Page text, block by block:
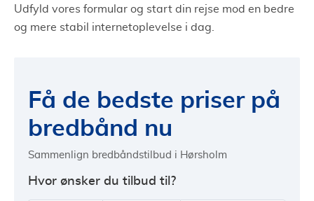
Udfyld vores formular og start din rejse mod en bedre
og mere stabil internetoplevelse i dag.
Få de bedste priser på
bredbånd nu
Sammenlign bredbåndstilbud i Hørsholm
Hvor ønsker du tilbud til?